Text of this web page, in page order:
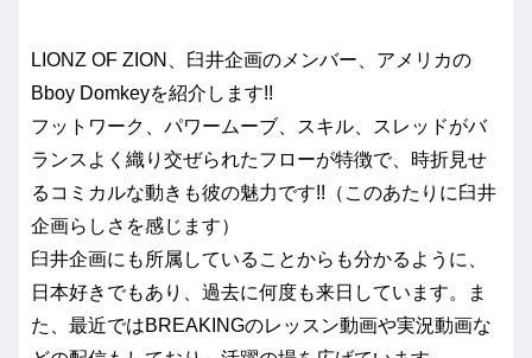
LIONZ OF ZION、臼井企画のメンバー、アメリカの
Bboy Domkeyを紹介します!!
フットワーク、パワームーブ、スキル、スレッドがバ
ランスよく織り交ぜられたフローが特徴で、時折見せ
るコミカルな動きも彼の魅力です!!（このあたりに臼井
企画らしさを感じます）
臼井企画にも所属していることからも分かるように、
日本好きでもあり、過去に何度も来日しています。ま
た、最近ではBREAKINGのレッスン動画や実況動画な